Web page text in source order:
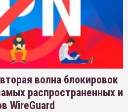
волна блокировок
распространенных и
WireGuard